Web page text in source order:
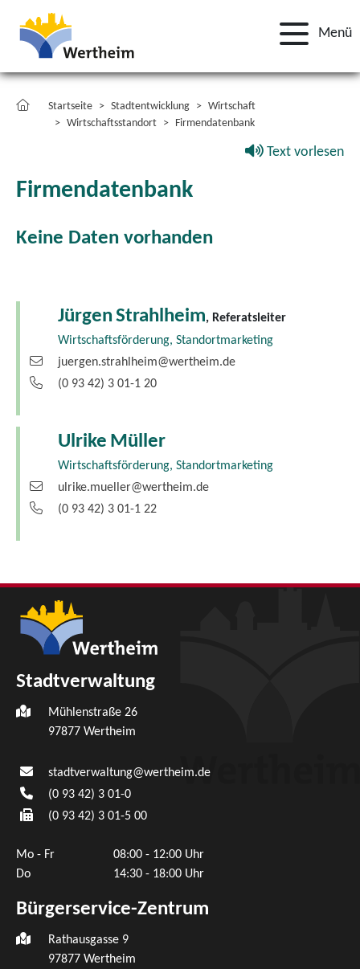
Menü
Startseite Stadtentwicklung
Wirtschaft
Wirtschaftsstandort
Firmendatenbank
Text vorlesen
Firmendatenbank
Keine Daten vorhanden
JürgenStrahlheim, Referatsleiter
Wirtschaftsförderung, Standortmarketing
juergen.strahlheim@wertheim.de
(0 93 42) 3 01-1 20
Ulrike Müller
Wirtschaftsförderung, Standortmarketing
ulrike.mueller@wertheim.de
(0 93 42) 3 01-1 22
Stadtverwaltung
Mühlenstraße 26
97877 Wertheim
stadtverwaltung@wertheim.de
(0 93 42) 3 01-0
(0 93 42) 3 01-5 00
Mo - Fr
08:00 - 12:00 Uhr
Do
14:30 - 18:00 Uhr
Bürgerservice-Zentrum
Rathausgasse 9
97877 Wertheim